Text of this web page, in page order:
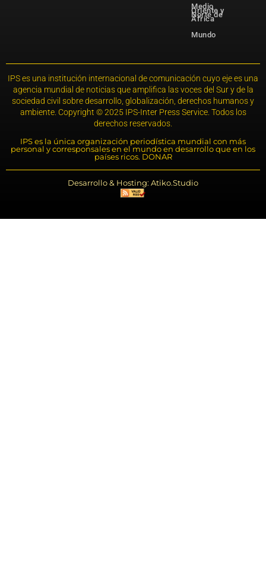
Medio
Oriente y
Norte de
África
Mundo
IPS es una institución internacional de comunicación cuyo eje es una
agencia mundial de noticias que amplifica las voces del Sur y de la
sociedad civil sobre desarrollo, globalización, derechos humanos y
ambiente. Copyright © 2025 IPS-Inter Press Service. Todos los
derechos reservados.
IPS es la única organización periodística mundial con más
personal y corresponsales en el mundo en desarrollo que en los
países ricos. DONAR
Desarrollo & Hosting: Atiko.Studio